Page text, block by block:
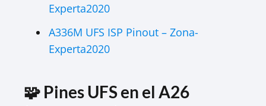
Experta2020
A336M UFS ISP Pinout – Zona-
Experta2020
🧩 Pines UFS en el A26